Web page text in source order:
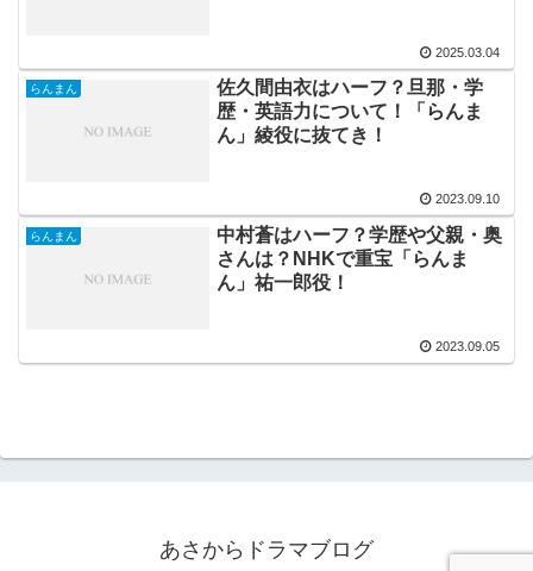
2025.03.04
らんまん
佐久間由衣はハーフ？旦那・学
歴・英語力について！「らんま
ん」綾役に抜てき！
2023.09.10
らんまん
中村蒼はハーフ？学歴や父親・奥
さんは？NHKで重宝「らんま
ん」祐一郎役！
2023.09.05
あさからドラマブログ